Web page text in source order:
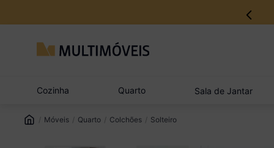
Cozinha Quarto Sala de Jantar
Móveis Quarto Colchões Solteiro